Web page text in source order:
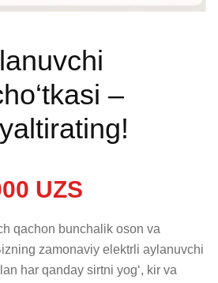
–
UZS
qachon bunchalik oson va
zamonaviy elektrli aylanuvchi
har qanday sirtni yog‘, kir va